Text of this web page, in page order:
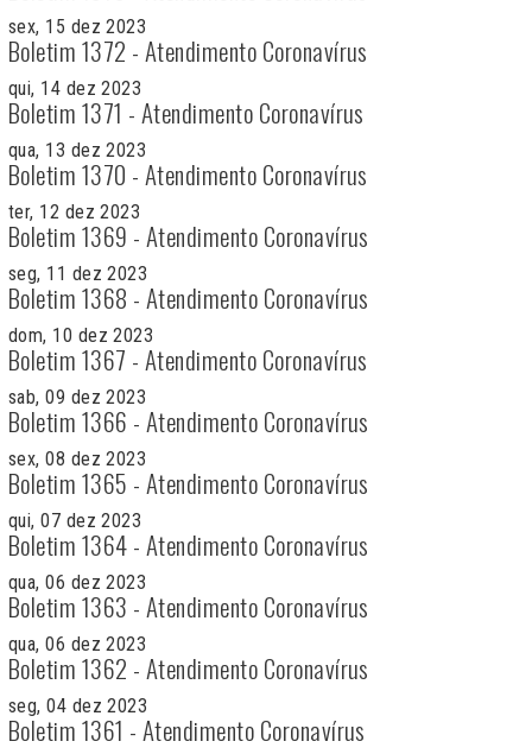
sex, 15 dez 2023
Boletim 1372 - Atendimento Coronavírus
qui, 14 dez 2023
Boletim 1371 - Atendimento Coronavírus
qua, 13 dez 2023
Boletim 1370 - Atendimento Coronavírus
ter, 12 dez 2023
Boletim 1369 - Atendimento Coronavírus
seg, 11 dez 2023
Boletim 1368 - Atendimento Coronavírus
dom, 10 dez 2023
Boletim 1367 - Atendimento Coronavírus
sab, 09 dez 2023
Boletim 1366 - Atendimento Coronavírus
sex, 08 dez 2023
Boletim 1365 - Atendimento Coronavírus
qui, 07 dez 2023
Boletim 1364 - Atendimento Coronavírus
qua, 06 dez 2023
Boletim 1363 - Atendimento Coronavírus
qua, 06 dez 2023
Boletim 1362 - Atendimento Coronavírus
seg, 04 dez 2023
Boletim 1361 - Atendimento Coronavírus